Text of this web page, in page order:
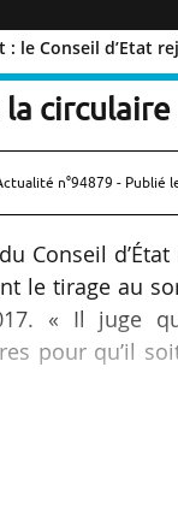
: le Conseil d’Etat
le Conseil
la circulaire
n°94879 - Publié
Conseil
le tirage au
« Il juge
pour qu’il